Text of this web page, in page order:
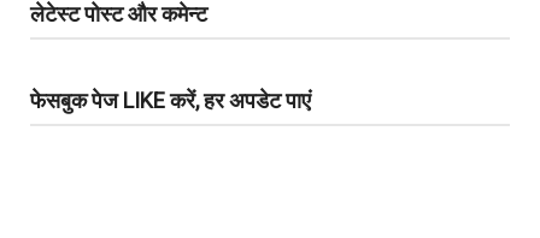
लेटेस्ट पोस्ट और कमेन्ट
फेसबुक पेज LIKE करें, हर अपडेट पाएं